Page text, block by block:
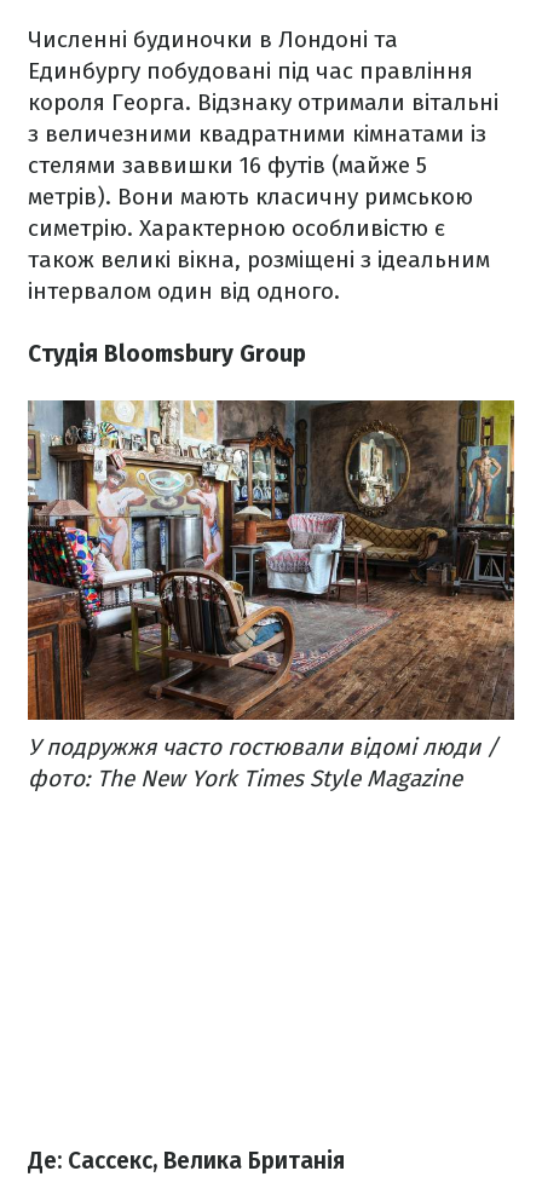
Численні будиночки в Лондоні та
Единбургу побудовані під час правління
короля Георга. Відзнаку отримали вітальні
з величезними квадратними кімнатами із
стелями заввишки 16 футів (майже 5
метрів). Вони мають класичну римською
симетрію. Характерною особливістю є
також великі вікна, розміщені з ідеальним
інтервалом один від одного.
Студія Bloomsbury Group
У подружжя часто гостювали відомі люди /
фото: The New York Times Style Magazine
Де: Сассекс, Велика Британія